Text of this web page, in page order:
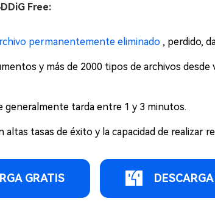
Free:
permanentemente eliminado , perdido,
y más de 2000 tipos de archivos
generalmente tarda entre 1 y 3 minutos.
tasas de éxito y la capacidad de realizar
GRATIS